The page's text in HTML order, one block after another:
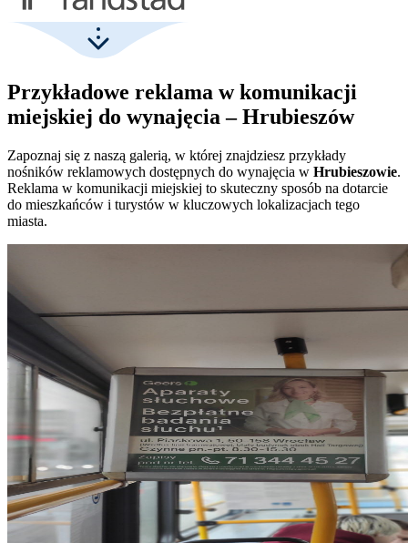
Przykładowe reklama w komunikacji
miejskiej do wynajęcia – Hrubieszów
Zapoznaj się z naszą galerią, w której znajdziesz przykłady
nośników reklamowych dostępnych do wynajęcia w Hrubieszowie.
Reklama w komunikacji miejskiej to skuteczny sposób na dotarcie
do mieszkańców i turystów w kluczowych lokalizacjach tego
miasta.